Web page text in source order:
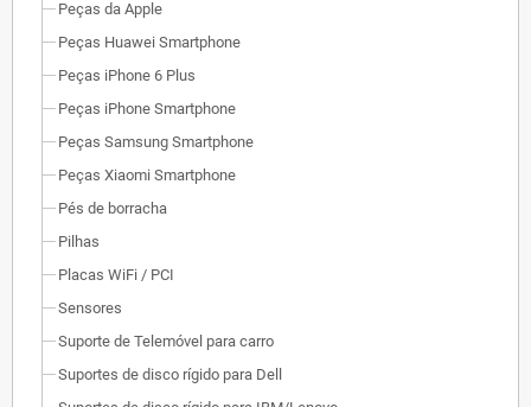
Peças da Apple
Peças Huawei Smartphone
Peças iPhone 6 Plus
Peças iPhone Smartphone
Peças Samsung Smartphone
Peças Xiaomi Smartphone
Pés de borracha
Pilhas
Placas WiFi / PCI
Sensores
Suporte de Telemóvel para carro
Suportes de disco rígido para Dell